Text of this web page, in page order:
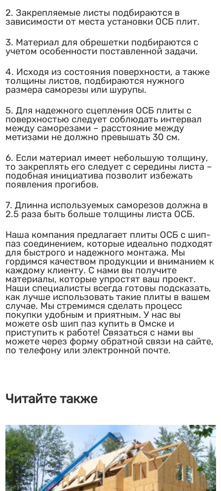
2. Закрепляемые листы подбираются в
зависимости от места установки ОСБ плит.
3. Материал для обрешетки подбираются с
учетом особенности поставленной задачи.
4. Исходя из состояния поверхности, а также
толщины листов, подбираются нужного
размера саморезы или шурупы.
5. Для надежного сцепления ОСБ плиты с
поверхностью следует соблюдать интервал
между саморезами – расстояние между
метизами не должно превышать 30 см.
6. Если материал имеет небольшую толщину,
то закреплять его следует с середины листа –
подобная инициатива позволит избежать
появления прогибов.
7. Длинна используемых саморезов должна в
2.5 раза быть больше толщины листа ОСБ.
Наша компания предлагает плиты ОСБ с шип-
паз соединением, которые идеально подходят
для быстрого и надежного монтажа. Мы
гордимся качеством продукции и вниманием к
каждому клиенту. С нами вы получите
материалы, которые упростят ваш проект.
Наши специалисты всегда готовы подсказать,
как лучше использовать такие плиты в вашем
случае. Мы стремимся сделать процесс
покупки удобным и приятным. У нас вы
можете osb шип паз купить в Омске и
приступить к работе! Связаться с нами вы
можете через форму обратной связи на сайте,
по телефону или электронной почте.
Читайте также